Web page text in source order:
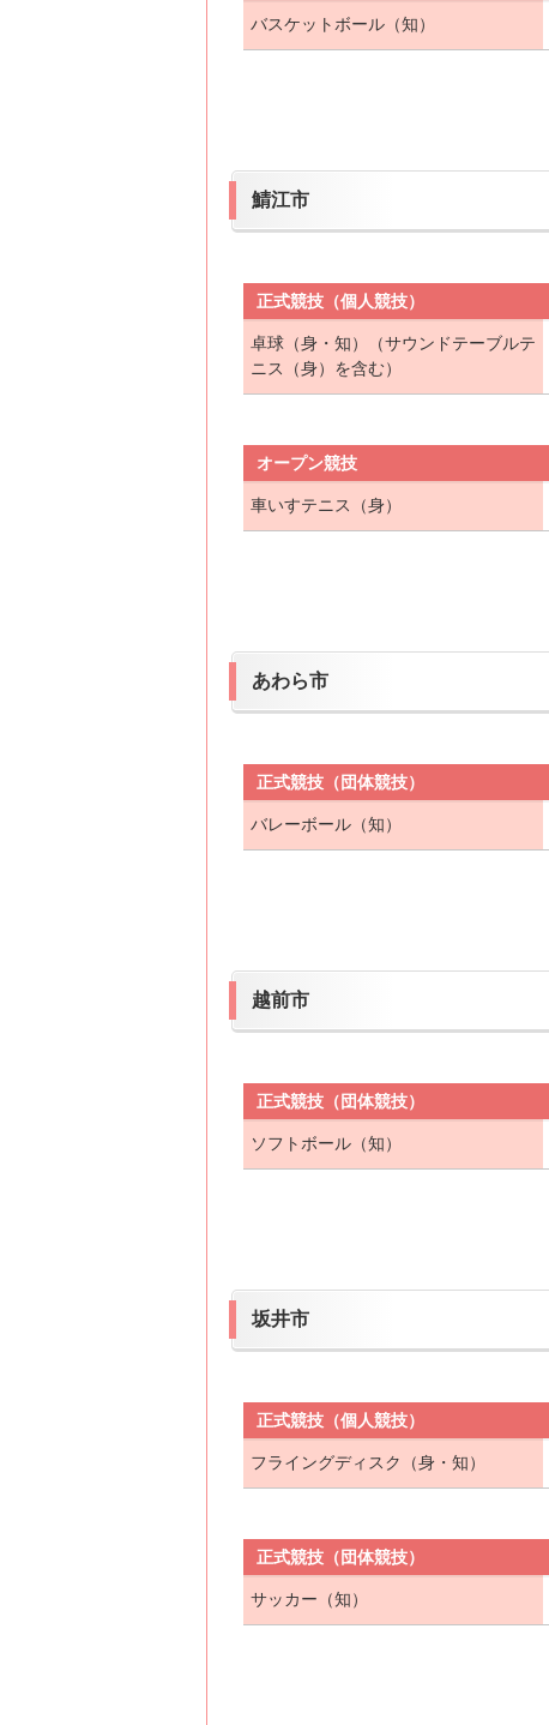
バスケットボール（知）
鯖江市
正式競技（個人競技）
卓球（身・知）（サウンドテーブルテ
ニス（身）を含む）
オープン競技
車いすテニス（身）
あわら市
正式競技（団体競技）
バレーボール（知）
越前市
正式競技（団体競技）
ソフトボール（知）
坂井市
正式競技（個人競技）
フライングディスク（身・知）
正式競技（団体競技）
サッカー（知）